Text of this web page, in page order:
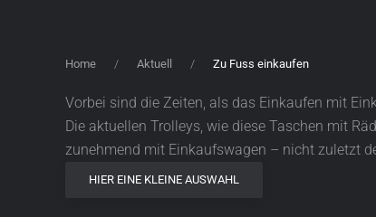
Home Aktuell Zu Fuss einkaufen
Vorbei sind die Zeiten, als das Einkaufen mit
Die aktuellen Trolleys, wie diese Taschen mit
zunehmend mit Einkaufswagen – nicht zuletzt
HIER EINE KLEINE AUSWAHL